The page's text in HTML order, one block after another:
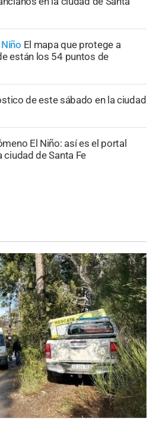
El mapa que protege a
están los 54 puntos de
de este sábado en la ciudad
El Niño: así es el portal
de Santa Fe